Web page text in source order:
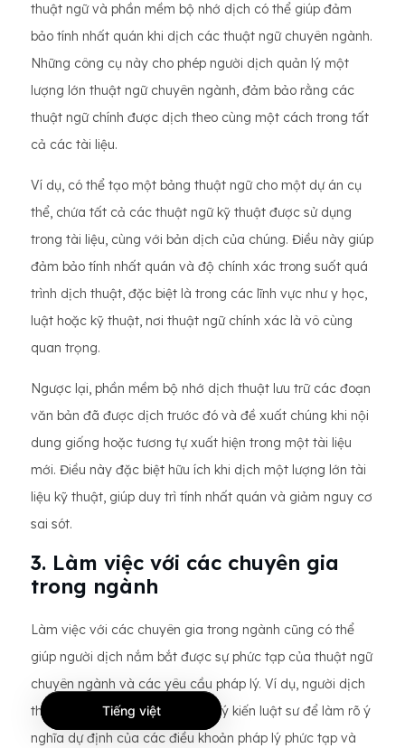
thuật ngữ và phần mềm bộ nhớ dịch có thể giúp đảm
bảo tính nhất quán khi dịch các thuật ngữ chuyên ngành.
Những công cụ này cho phép người dịch quản lý một
lượng lớn thuật ngữ chuyên ngành, đảm bảo rằng các
thuật ngữ chính được dịch theo cùng một cách trong tất
cả các tài liệu.
Ví dụ, có thể tạo một bảng thuật ngữ cho một dự án cụ
thể, chứa tất cả các thuật ngữ kỹ thuật được sử dụng
trong tài liệu, cùng với bản dịch của chúng. Điều này giúp
đảm bảo tính nhất quán và độ chính xác trong suốt quá
trình dịch thuật, đặc biệt là trong các lĩnh vực như y học,
luật hoặc kỹ thuật, nơi thuật ngữ chính xác là vô cùng
quan trọng.
Ngược lại, phần mềm bộ nhớ dịch thuật lưu trữ các đoạn
văn bản đã được dịch trước đó và đề xuất chúng khi nội
dung giống hoặc tương tự xuất hiện trong một tài liệu
mới. Điều này đặc biệt hữu ích khi dịch một lượng lớn tài
liệu kỹ thuật, giúp duy trì tính nhất quán và giảm nguy cơ
sai sót.
3. Làm việc với các chuyên gia
trong ngành
Làm việc với các chuyên gia trong ngành cũng có thể
giúp người dịch nắm bắt được sự phức tạp của thuật ngữ
chuyên ngành và các yêu cầu pháp lý. Ví dụ, người dịch
thuật pháp lý có thể tham khảo ý kiến ​​luật sư để làm rõ ý
nghĩa dự định của các điều khoản pháp lý phức tạp và
Tiếng việt